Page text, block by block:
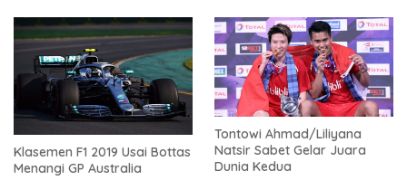
Klasemen F1 2019 Usai Bottas
Menangi GP Australia
Tontowi Ahmad/Liliyana
Natsir Sabet Gelar Juara
Dunia Kedua